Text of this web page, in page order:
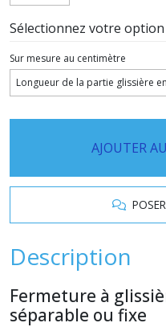
Sélectionnez votre option
Sur mesure au centimètre
AJOUTER
Description
Fermeture à
séparable ou fixe